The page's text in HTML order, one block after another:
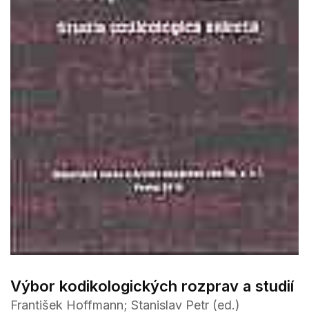
Výbor kodikologických rozprav a studií
František Hoffmann; Stanislav Petr (ed.)